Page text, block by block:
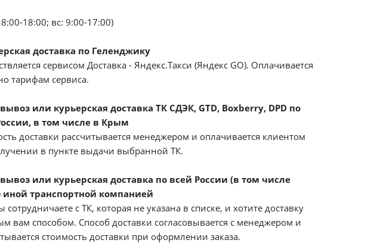
18:00; вс: 9:00-17:00)
доставка по Геленджику
сервисом Доставка - Яндекс.Такси (Яндекс GO). Оплачивается
тарифам сервиса.
или курьерская доставка ТК СДЭК, GTD, Boxberry, DPD по
в том числе в Крым
доставки рассчитывается менеджером и оплачивается клиентом
в пункте выдачи выбранной ТК.
или курьерская доставка по всей России (в том числе
транспортной компанией
сотрудничаете с ТК, которая не указана в списке, и хотите доставку
вам способом. Способ доставки согласовывается с менеджером и
стоимость доставки при оформлении заказа.